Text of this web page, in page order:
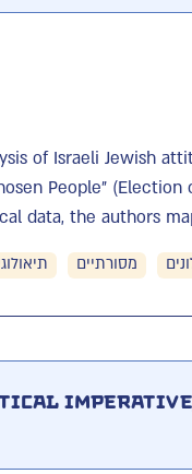
of Israeli Jewish
People"
data, the authors
מסורתיים